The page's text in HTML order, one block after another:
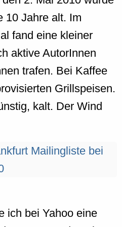
10 Jahre alt. Im
fand eine kleiner
aktive AutorInnen
trafen. Bei Kaffee
Grillspeisen.
kalt. Der Wind
ich bei Yahoo eine